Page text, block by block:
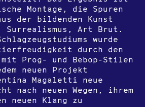
Montage, die Spuren
der bildenden Kunst
Surrealismus, Art Brut.
wurde
durch den
Prog- und Bebop-Stilen
neuen Projekt
Magaletti neue
nach neuen Wegen, ihrem
neuen Klang zu